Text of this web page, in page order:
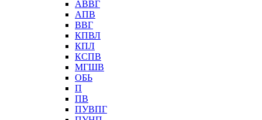
АВВГ
АПВ
ВВГ
КПВЛ
КПЛ
КСПВ
МГШВ
ОБЬ
П
ПВ
ПУВПГ